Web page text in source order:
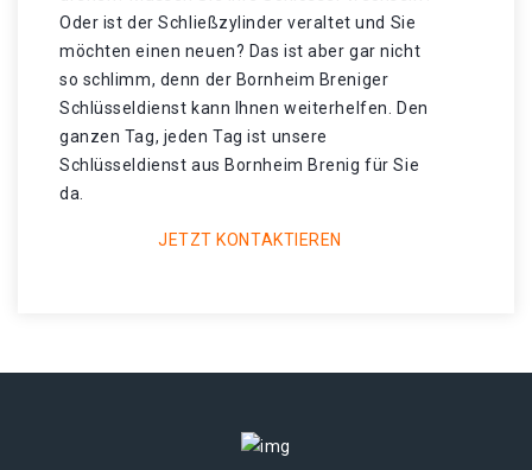
Oder ist der Schließzylinder veraltet und Sie
möchten einen neuen? Das ist aber gar nicht
so schlimm, denn der Bornheim Breniger
Schlüsseldienst kann Ihnen weiterhelfen. Den
ganzen Tag, jeden Tag ist unsere
Schlüsseldienst aus Bornheim Brenig für Sie
da.
JETZT KONTAKTIEREN